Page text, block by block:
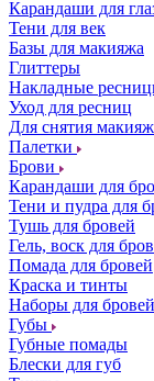
Карандаши для
Тени для век
Базы для макияжа
Глиттеры
Накладные
Уход для ресниц
Для снятия
Палетки
Брови
Карандаши для
Тени и пудра для
Тушь для бровей
Гель, воск для
Помада для бровей
Краска и тинты
Наборы для бровей
Губы
Губные помады
Блески для губ